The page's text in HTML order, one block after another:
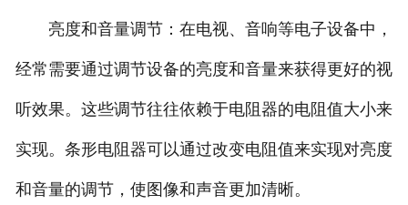
亮度和音量调节：在电视、音响等电子设备中，
经常需要通过调节设备的亮度和音量来获得更好的视
听效果。这些调节往往依赖于电阻器的电阻值大小来
实现。条形电阻器可以通过改变电阻值来实现对亮度
和音量的调节，使图像和声音更加清晰。